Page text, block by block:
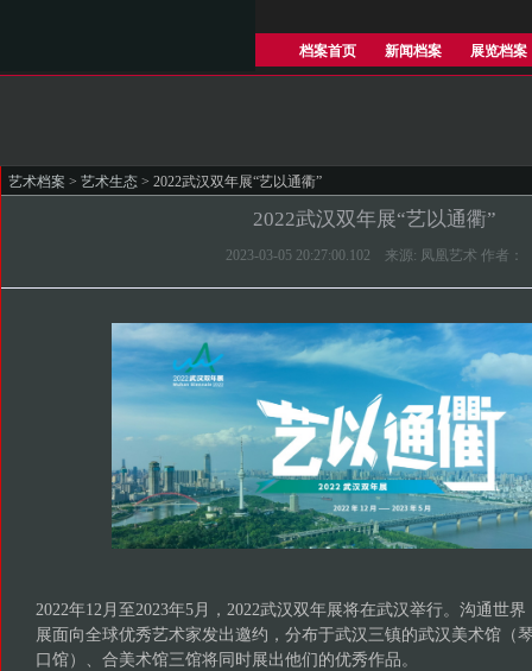
档案首页 新闻档案 展览档案
艺术档案 > 艺术生态 > 2022武汉双年展“艺以通衢”
2022武汉双年展“艺以通衢”
2023-03-05 20:27:00.102 来源: 凤凰艺术 作者：
2022年12月至2023年5月，2022武汉双年展将在武汉举行。沟通世
展面向全球优秀艺术家发出邀约，分布于武汉三镇的武汉美术馆（
口馆）、合美术馆三馆将同时展出他们的优秀作品。